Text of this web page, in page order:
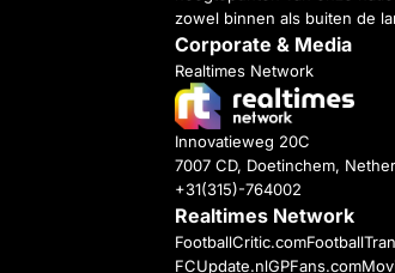
zowel binnen als buiten de
Corporate & Media
Realtimes Network
Innovatieweg 20C
7007 CD, Doetinchem,
+31(315)-764002
Realtimes Network
FootballCritic.com
FCUpdate.nlGPFans.com